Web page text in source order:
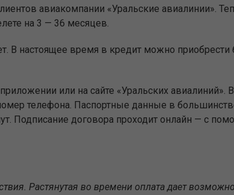
авиакомпании «Уральские авиалинии».
на 3 — 36 месяцев.
В настоящее время в кредит можно
или на сайте «Уральских
телефона. Паспортные данные в большинстве
Подписание договора проходит онлайн — с
Растянутая во времени оплата дает